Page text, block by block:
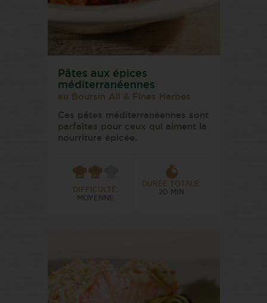
Pâtes aux épices
méditerranéennes
au Boursin Ail & Fines Herbes
Ces pâtes méditerranéennes sont
parfaites pour ceux qui aiment la
nourriture épicée.
DIFFICULTÉ:
MOYENNE
DURÉE TOTALE:
20 MIN